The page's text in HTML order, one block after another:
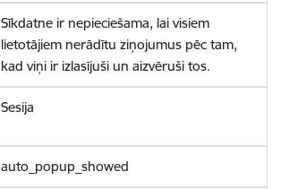
Sīkdatne ir nepieciešama, lai visiem
lietotājiem nerādītu ziņojumus pēc tam,
kad viņi ir izlasījuši un aizvēruši tos.
Sesija
auto_popup_showed